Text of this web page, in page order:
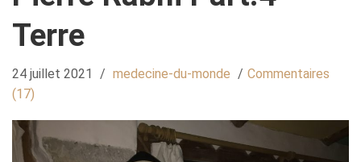
Terre
24 juillet 2021 / medecine-du-monde / Commentaires
(17)